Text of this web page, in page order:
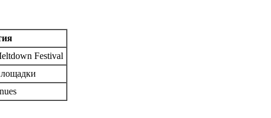
Festival